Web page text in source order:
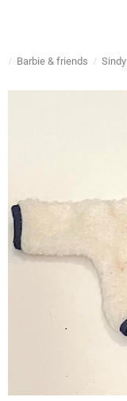
Barbie & friends Sindy